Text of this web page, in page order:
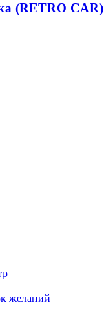
(RETRO CAR)
желаний